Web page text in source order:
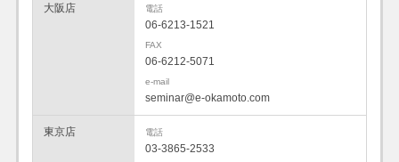
大阪店 電話
06-6213-1521
FAX
06-6212-5071
e-mail
seminar@e-okamoto.com
東京店 電話
03-3865-2533